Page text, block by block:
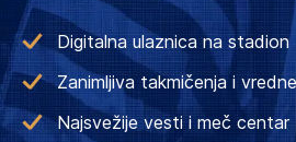
Digitalna ulaznica na stadion
Zanimljiva takmičenja i
Najsvežije vesti i meč centar